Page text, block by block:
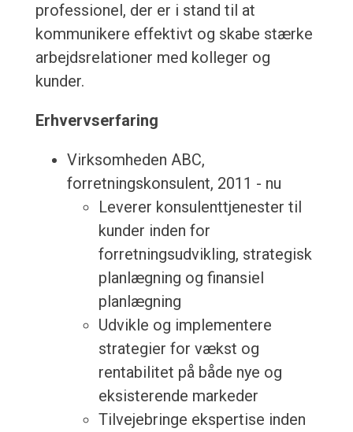
professionel, der er i stand til at
kommunikere effektivt og skabe stærke
arbejdsrelationer med kolleger og
kunder.
Erhvervserfaring
Virksomheden ABC,
forretningskonsulent, 2011 - nu
Leverer konsulenttjenester til
kunder inden for
forretningsudvikling, strategisk
planlægning og finansiel
planlægning
Udvikle og implementere
strategier for vækst og
rentabilitet på både nye og
eksisterende markeder
Tilvejebringe ekspertise inden